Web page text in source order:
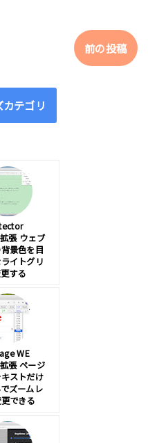
前の投稿
テゴリ
張 ウェブ
景色を目
イトグリ
する
WE
張 ページ
ストだけ
ズームレ
できる